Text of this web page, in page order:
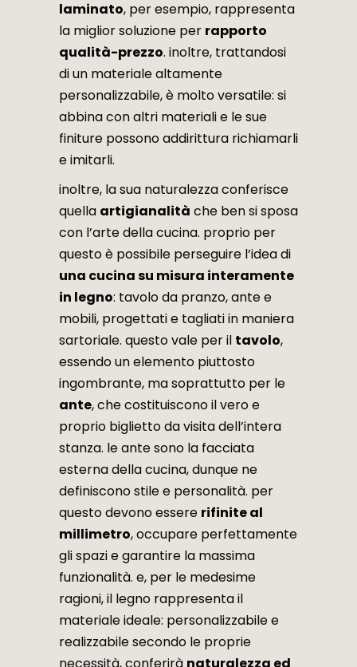
laminato, per esempio, rappresenta
la miglior soluzione per rapporto
qualità-prezzo. inoltre, trattandosi
di un materiale altamente
personalizzabile, è molto versatile: si
abbina con altri materiali e le sue
finiture possono addirittura richiamarli
e imitarli.
inoltre, la sua naturalezza conferisce
quella artigianalità che ben si sposa
con l’arte della cucina. proprio per
questo è possibile perseguire l’idea di
una cucina su misura interamente
in legno: tavolo da pranzo, ante e
mobili, progettati e tagliati in maniera
sartoriale. questo vale per il tavolo,
essendo un elemento piuttosto
ingombrante, ma soprattutto per le
ante, che costituiscono il vero e
proprio biglietto da visita dell’intera
stanza. le ante sono la facciata
esterna della cucina, dunque ne
definiscono stile e personalità. per
questo devono essere rifinite al
millimetro, occupare perfettamente
gli spazi e garantire la massima
funzionalità. e, per le medesime
ragioni, il legno rappresenta il
materiale ideale: personalizzabile e
realizzabile secondo le proprie